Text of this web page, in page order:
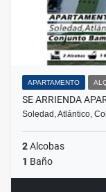
APARTAMENTO
SE ARRIENDA
Soledad, Atlántico,
2Alcobas
1 Baño